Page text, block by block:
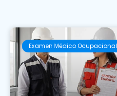
Examen Médico Ocupacional